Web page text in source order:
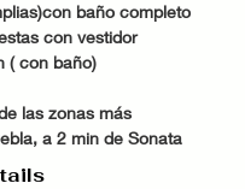
baño completo
con vestidor
( con baño)
las zonas más
a 2 min de Sonata